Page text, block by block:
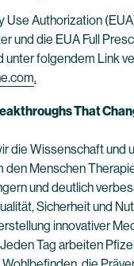
Use Authorization
und die EUA Full
unter folgendem Link
.
That
die Wissenschaft und
den Menschen
und deutlich
Sicherheit und
innovativer
Tag arbeiten